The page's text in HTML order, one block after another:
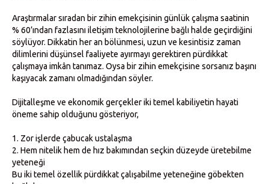
Araştırmalar sıradan bir zihin emekçisinin günlük çalışma saatinin
% 60’ından fazlasını iletişim teknolojilerine bağlı halde geçirdiğini
söylüyor. Dikkatin her an bölünmesi, uzun ve kesintisiz zaman
dilimlerini düşünsel faaliyete ayırmayı gerektiren pürdikkat
çalışmaya imkân tanımaz. Oysa bir zihin emekçisine sorsanız başını
kaşıyacak zamanı olmadığından söyler.
Dijitalleşme ve ekonomik gerçekler iki temel kabiliyetin hayati
öneme sahip olduğunu gösteriyor,
Zor işlerde çabucak ustalaşma
Hem nitelik hem de hız bakımından seçkin düzeyde üretebilme
yeteneği
Bu iki temel özellik pürdikkat çalışabilme yeteneğine göbekten